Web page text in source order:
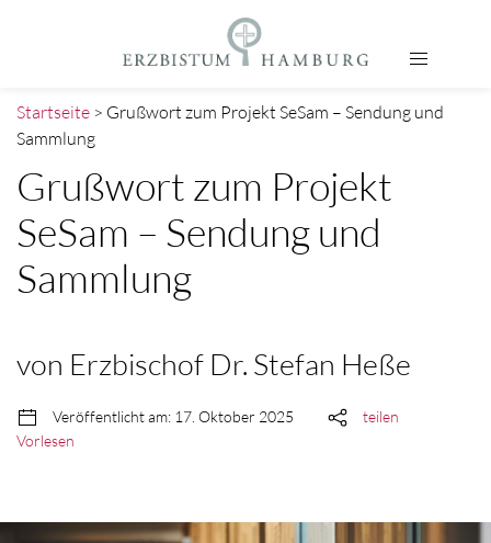
Startseite > Grußwort zum Projekt SeSam – Sendung und
Sammlung
Grußwort zum Projekt
SeSam – Sendung und
Sammlung
von Erzbischof Dr. Stefan Heße
Veröffentlicht am: 17. Oktober 2025
teilen
Vorlesen